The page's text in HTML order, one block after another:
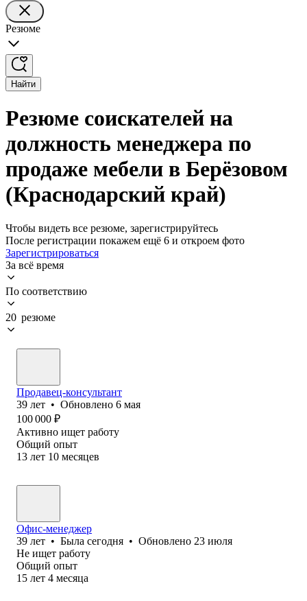
Резюме
Найти
Резюме соискателей на
должность менеджера по
продаже мебели в Берёзовом
(Краснодарский край)
Чтобы видеть все резюме, зарегистрируйтесь
После регистрации покажем ещё 6 и откроем фото
Зарегистрироваться
За всё время
По соответствию
20 резюме
Продавец-консультант
39 лет • Обновлено 6 мая
100 000 ₽
Активно ищет работу
Общий опыт
13 лет 10 месяцев
Офис-менеджер
39 лет • Была сегодня • Обновлено 23 июля
Не ищет работу
Общий опыт
15 лет 4 месяца